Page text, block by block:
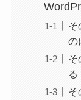
そ
の
そ
る
そ